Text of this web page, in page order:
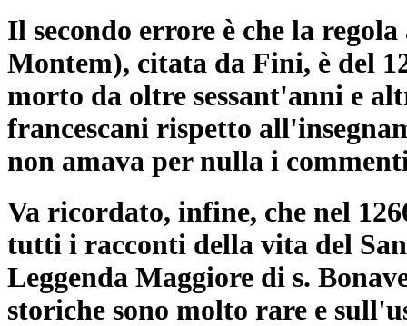
Il secondo errore è che la
Montem), citata da Fini, è del
morto da oltre sessant'anni e
francescani rispetto
non amava per nulla i
Va ricordato, infine, che nel
tutti i racconti della vita del
Leggenda Maggiore di s.
storiche sono molto rare e